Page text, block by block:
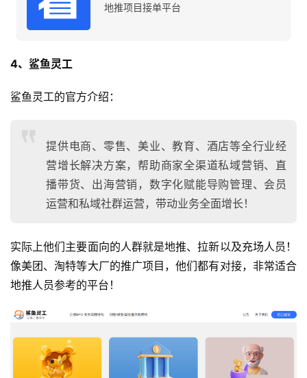
地推项目接单平台
4、鲨鱼灵工
鲨鱼灵工的官方介绍：
提供电商、零售、美业、教育、酒店等全行业经
营增长解决方案，帮助商家全渠道私域营销、直
播带货、出海营销，数字化赋能导购管理、会员
运营和私域社群运营，带动业务全面增长！
实际上他们主要面向的人群就是地推、拉新以及充场人员！
像美团、淘特等大厂的推广项目，他们都有对接，非常适合
地推人员参考的平台！